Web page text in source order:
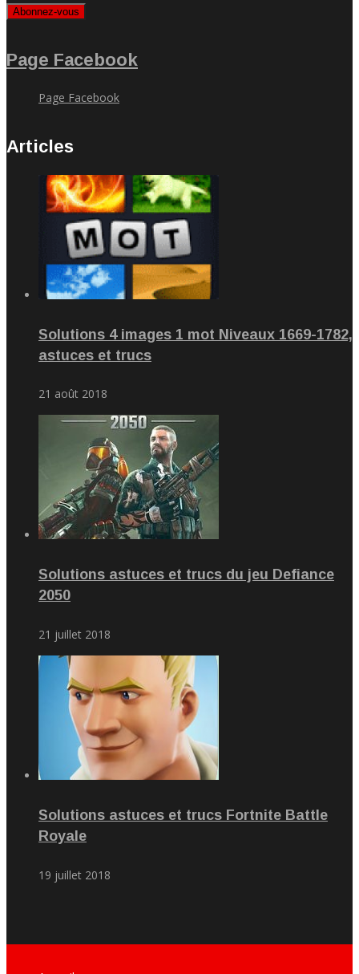
Abonnez-vous
Page Facebook
Page Facebook
Articles
Solutions 4 images 1 mot Niveaux 1669-1782,
astuces et trucs
21 août 2018
Solutions astuces et trucs du jeu Defiance
2050
21 juillet 2018
Solutions astuces et trucs Fortnite Battle
Royale
19 juillet 2018